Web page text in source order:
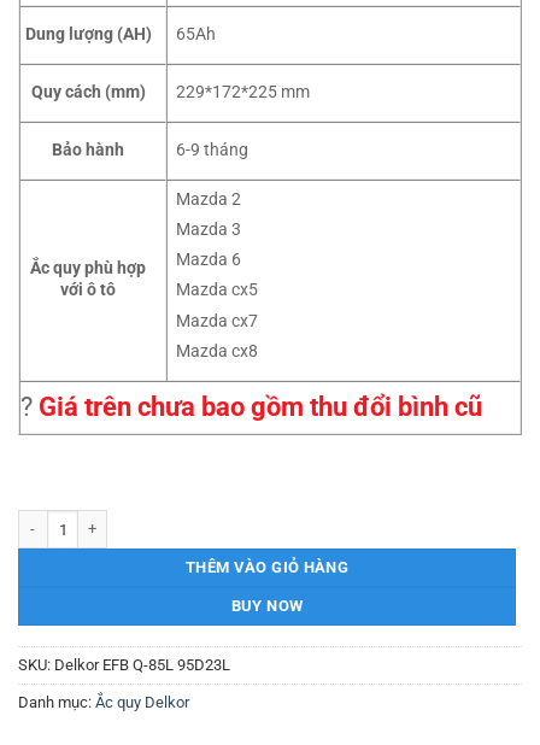
Dung lượng (AH) 65Ah
Quy cách (mm) 229*172*225 mm
Bảo hành 6-9 tháng
Ắc quy phù hợp
với ô tô
Mazda 2
Mazda 3
Mazda 6
Mazda cx5
Mazda cx7
Mazda cx8
? Giá trên chưa bao gồm thu đổi bình cũ
THÊM VÀO GIỎ HÀNG
BUY NOW
SKU: Delkor EFB Q-85L 95D23L
Danh mục: Ắc quy Delkor